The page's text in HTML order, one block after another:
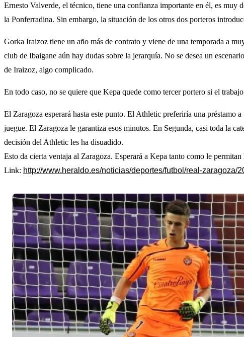
Ernesto Valverde, el técnico, tiene una confianza importante en él, es muy
la Ponferradina. Sin embargo, la situación de los otros dos porteros
Gorka Iraizoz tiene un año más de contrato y viene de una temporada a
club de Ibaigane aún hay dudas sobre la jerarquía. No se desea un
de Iraizoz, algo complicado.
En todo caso, no se quiere que Kepa quede como tercer portero si el
El Zaragoza esperará hasta este punto. El Athletic preferiría una préstamo
juegue. El Zaragoza le garantiza esos minutos. En Segunda, casi toda la
decisión del Athletic les ha disuadido.
Esto da cierta ventaja al Zaragoza. Esperará a Kepa tanto como le
Link: http://www.heraldo.es/noticias/deportes/futbol/real-zaragoza/